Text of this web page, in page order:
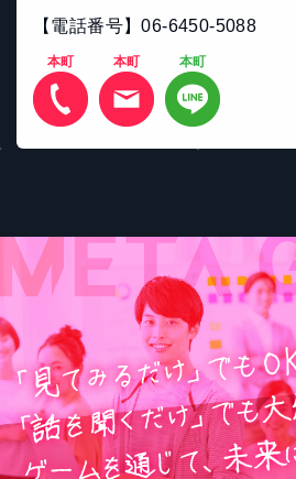
【電話番号】06-6450-5088
本町 本町 本町